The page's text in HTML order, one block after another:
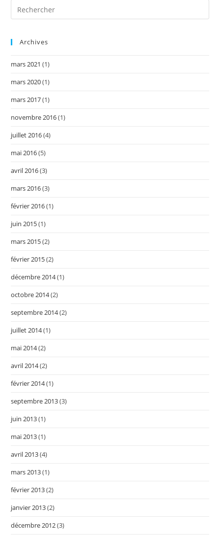
Archives
mars 2021 (1)
mars 2020(1)
mars 2017(1)
novembre 2016(1)
juillet 2016(4)
mai 2016(5)
avril 2016(3)
mars 2016(3)
février 2016(1)
juin 2015(1)
mars 2015(2)
février 2015(2)
décembre 2014(1)
octobre 2014(2)
septembre 2014(2)
juillet 2014(1)
mai 2014(2)
avril 2014(2)
février 2014(1)
septembre 2013(3)
juin 2013(1)
mai 2013(1)
avril 2013(4)
mars 2013(1)
février 2013(2)
janvier 2013(2)
décembre 2012(3)